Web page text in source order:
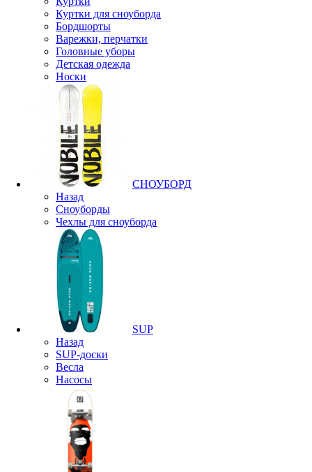
Куртки для сноуборда
Бордшорты
Варежки, перчатки
Головные уборы
Детская одежда
Носки
СНОУБОРД
Назад
Сноуборды
Чехлы для сноуборда
SUP
Назад
SUP-доски
Весла
Насосы